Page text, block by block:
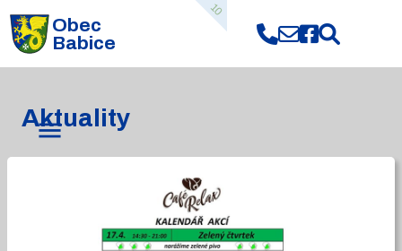
Obec
Babice
10
Aktuality